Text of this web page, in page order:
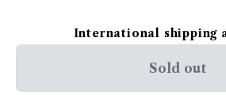
International shipping
Sold out